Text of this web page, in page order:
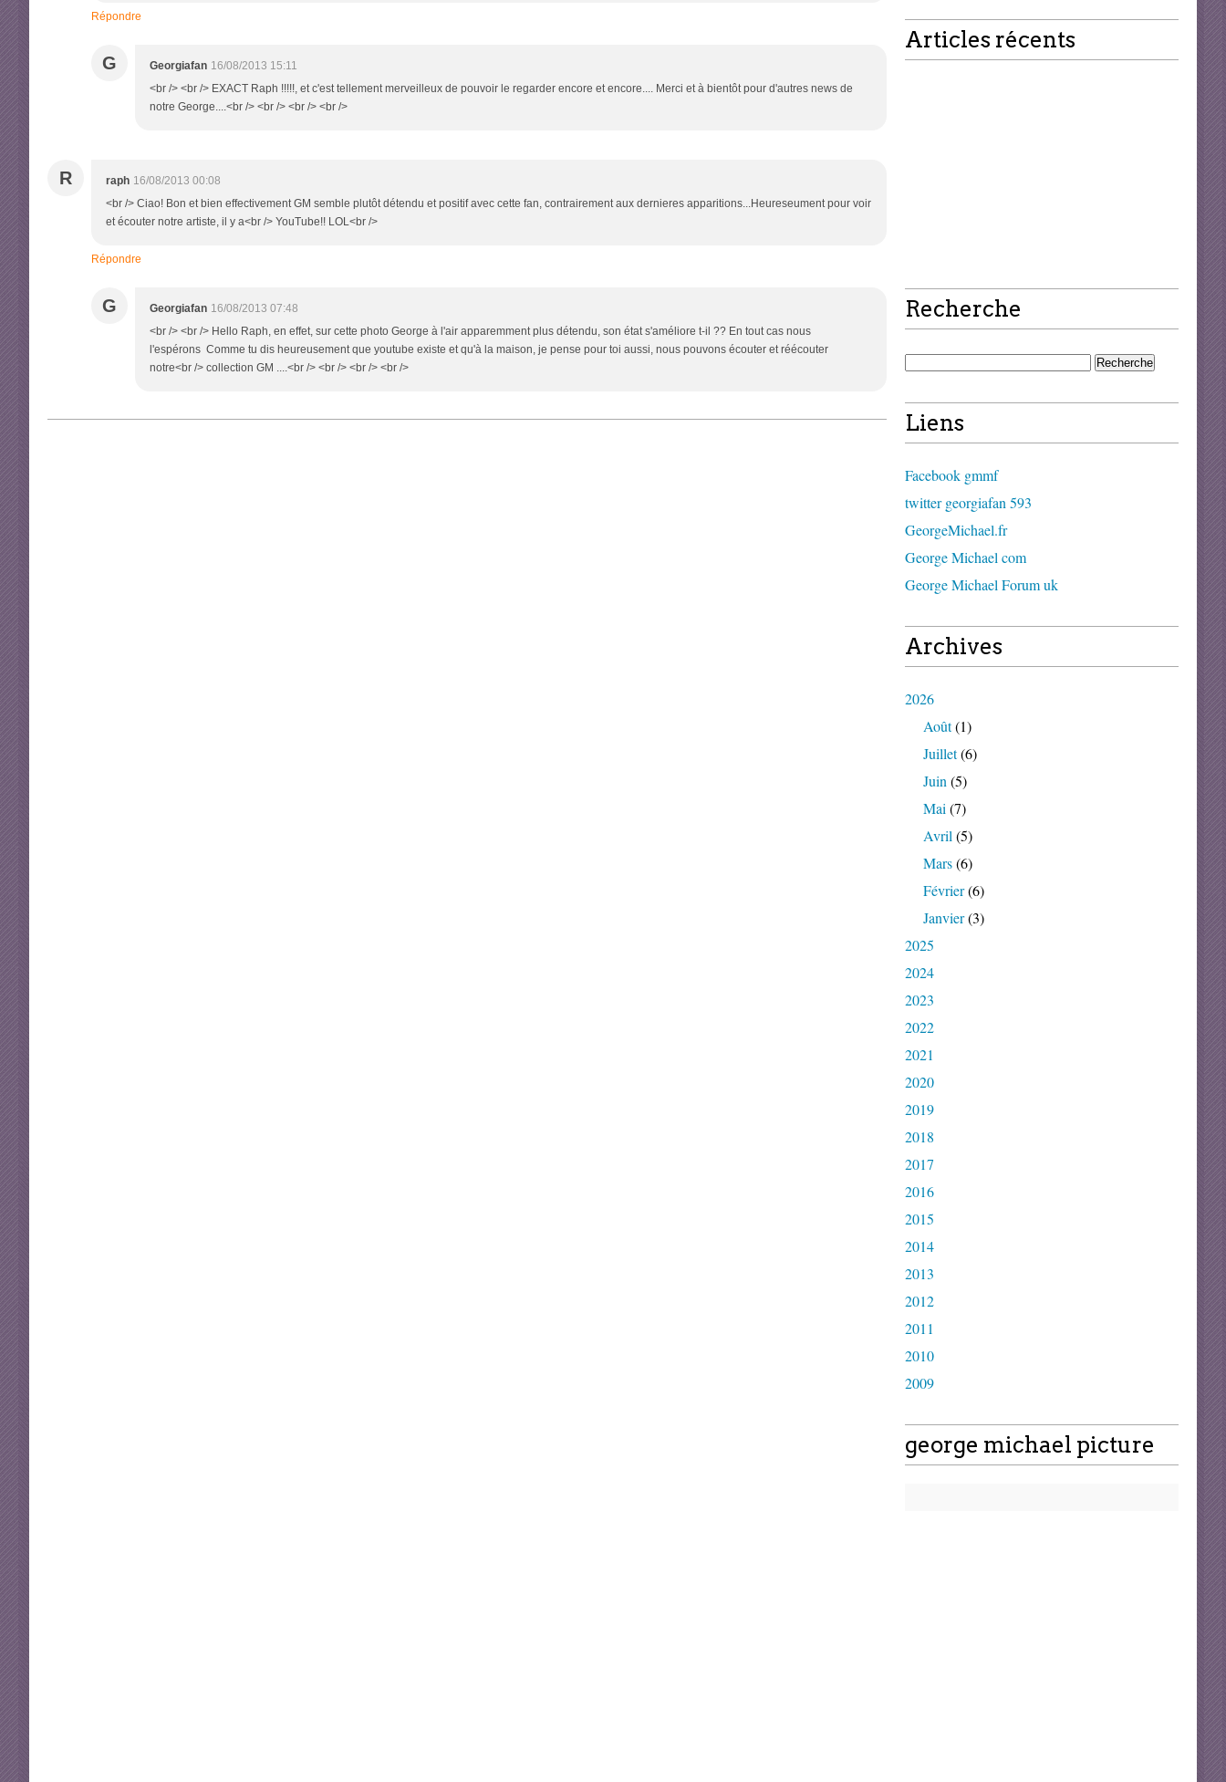
Répondre
G Georgiafan 16/08/2013 15:11
<br /> <br /> EXACT Raph !!!!!, et c'est tellement merveilleux de pouvoir le regarder encore et encore.... Merci et à bientôt pour d'autres news de
notre George....<br /> <br /> <br /> <br />
R raph 16/08/2013 00:08
<br /> Ciao! Bon et bien effectivement GM semble plutôt détendu et positif avec cette fan, contrairement aux dernieres apparitions...Heureseument pour voir
et écouter notre artiste, il y a<br /> YouTube!! LOL<br />
Répondre
G Georgiafan 16/08/2013 07:48
<br /> <br /> Hello Raph, en effet, sur cette photo George à l'air apparemment plus détendu, son état s'améliore t-il ?? En tout cas nous
l'espérons Comme tu dis heureusement que youtube existe et qu'à la maison, je pense pour toi aussi, nous pouvons écouter et réécouter
notre<br /> collection GM ....<br /> <br /> <br /> <br />
Articles récents
Recherche
Liens
Facebook gmmf
twitter georgiafan 593
GeorgeMichael.fr
George Michael com
George Michael Forum uk
Archives
2026
Août(1)
Juillet(6)
Juin (5)
Mai (7)
Avril (5)
Mars(6)
Février(6)
Janvier(3)
2025
2024
2023
2022
2021
2020
2019
2018
2017
2016
2015
2014
2013
2012
2011
2010
2009
george michael picture